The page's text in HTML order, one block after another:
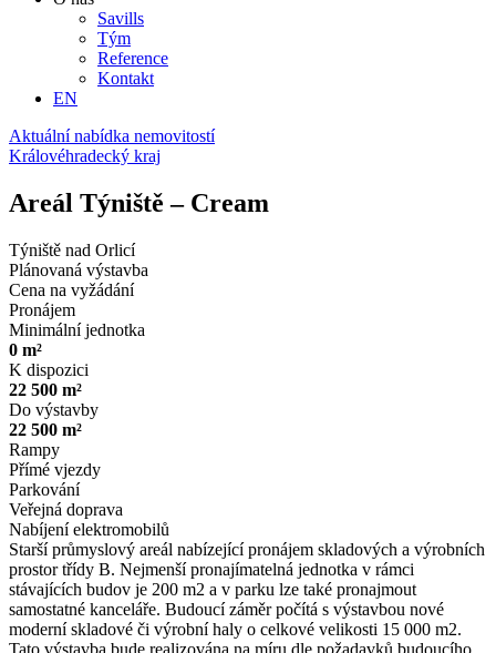
Savills
Tým
Reference
Kontakt​
EN
Aktuální nabídka nemovitostí
Královéhradecký kraj
Areál Týniště – Cream
Týniště nad Orlicí
Plánovaná výstavba
Cena na vyžádání
Pronájem
Minimální jednotka
0 m²
K dispozici
22 500 m²
Do výstavby
22 500 m²
Rampy
Přímé vjezdy
Parkování
Veřejná doprava
Nabíjení elektromobilů
Starší průmyslový areál nabízející pronájem skladových a výrobních
prostor třídy B. Nejmenší pronajímatelná jednotka v rámci
stávajících budov je 200 m2 a v parku lze také pronajmout
samostatné kanceláře. Budoucí záměr počítá s výstavbou nové
moderní skladové či výrobní haly o celkové velikosti 15 000 m2.
Tato výstavba bude realizována na míru dle požadavků budoucího